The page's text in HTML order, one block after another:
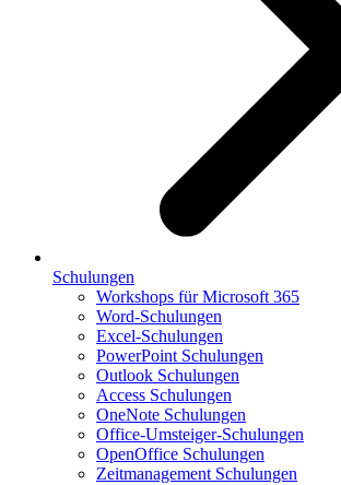
Schulungen
Workshops für Microsoft 365
Word-Schulungen
Excel-Schulungen
PowerPoint Schulungen
Outlook Schulungen
Access Schulungen
OneNote Schulungen
Office-Umsteiger-Schulungen
OpenOffice Schulungen
Zeitmanagement Schulungen